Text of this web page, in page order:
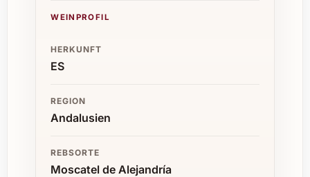
WEINPROFIL
HERKUNFT
ES
REGION
Andalusien
REBSORTE
Moscatel de Alejandría